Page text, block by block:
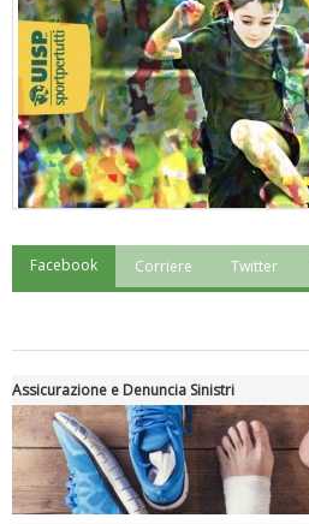
"Superare gli ostacoli": la relazione di
Facebook Corriere Twitter
Assicurazione e Denuncia Sinistri